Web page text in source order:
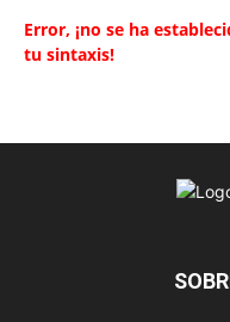
Error, ¡no se ha
tu sintaxis!